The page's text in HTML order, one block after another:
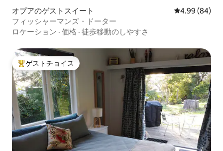
オプアのゲストスイート レビュー84件
4.99 (84)
フィッシャーマンズ・ドーター
ロケーション · 価格 · 徒歩移動のしやすさ
大好評のゲストチョイスです。
ゲストチョイス